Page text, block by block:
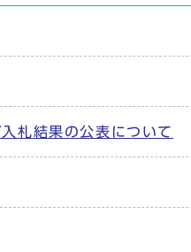
札結果の公表について